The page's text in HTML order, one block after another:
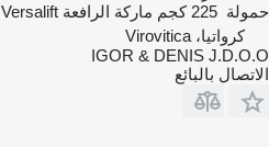
حمولة 225 كجم ماركة الرافعة Versalift
كرواتيا، Virovitica
IGOR & DENIS J.D.O.O
الاتصال بالبائع